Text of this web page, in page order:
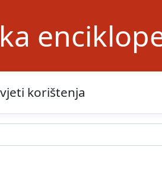
korištenja